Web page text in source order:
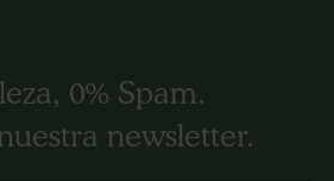
0% Spam.
newsletter.